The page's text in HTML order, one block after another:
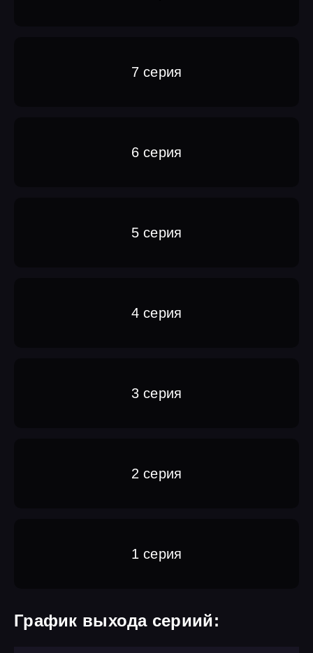
7 серия
6 серия
5 серия
4 серия
3 серия
2 серия
1 серия
График выхода сериий: